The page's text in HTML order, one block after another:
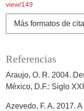
view/149
Más formatos de cita
Referencias
Araujo, O. R. 2004.
México, D.F.: Siglo
Azevedo, F. A. 2017.